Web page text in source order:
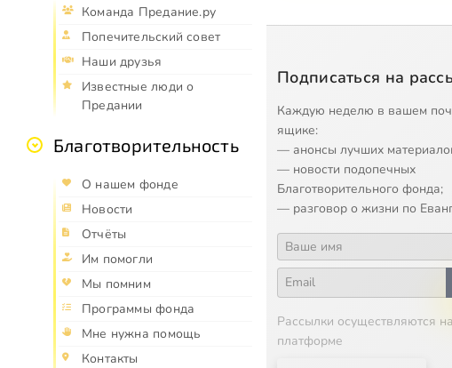
Команда Предание.ру
Попечительский совет
Наши друзья
Известные люди о
Предании
Благотворительность
О нашем фонде
Новости
Отчёты
Им помогли
Мы помним
Программы фонда
Мне нужна помощь
Контакты
Подписаться на
Каждую неделю в вашем
ящике:
— анонсы лучших
— новости подопечных
Благотворительного фонда;
— разговор о жизни по
Рассылки осуществляются на
платформе